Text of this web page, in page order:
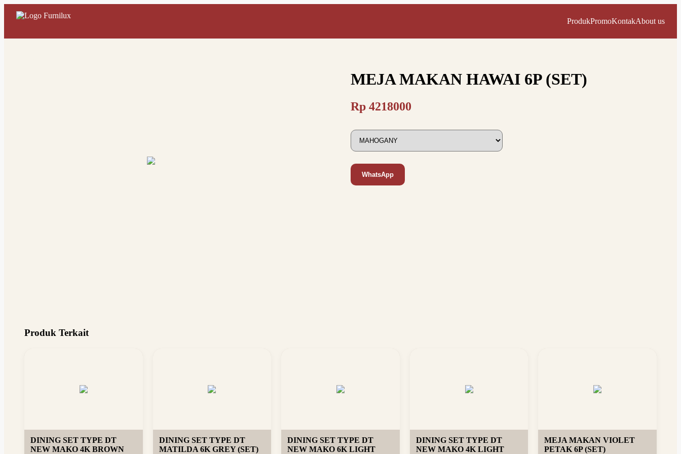
ProdukPromoKontakAbout us
MEJA MAKAN HAWAI 6P (SET)
Rp 4218000
WhatsApp
Produk Terkait
DINING SET TYPE DT
NEW MAKO 4K BROWN
DINING SET TYPE DT
MATILDA 6K GREY (SET)
DINING SET TYPE DT
NEW MAKO 6K LIGHT
DINING SET TYPE DT
NEW MAKO 4K LIGHT
MEJA MAKAN VIOLET
PETAK 6P (SET)